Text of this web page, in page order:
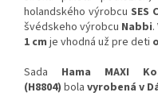
holandského výrobcu SES
švédskeho výrobcu Nabbi
1 cm je vhodná už pre deti
Sada Hama MAXI
(H8804) bola vyrobená v